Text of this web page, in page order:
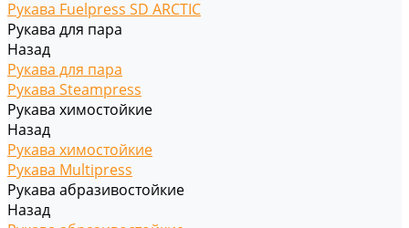
Рукава Fuelpress SD ARCTIC
Рукава для пара
Назад
Рукава для пара
Рукава Steampress
Рукава химостойкие
Назад
Рукава химостойкие
Рукава Multipress
Рукава абразивостойкие
Назад